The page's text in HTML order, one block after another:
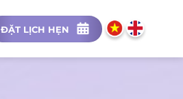
ĐẶT LỊCH HẸN